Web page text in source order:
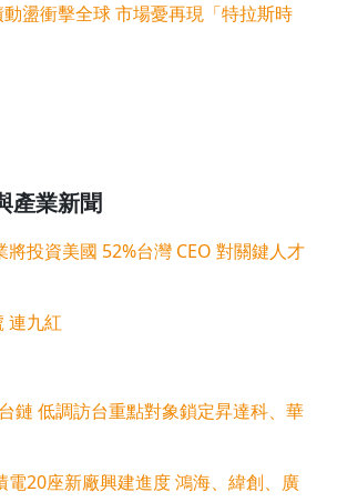
盪衝擊全球 市場憂再現「特拉斯時
產業新聞
投資美國 52%台灣 CEO 對關鍵人才
連九紅
鏈 低調訪台重點對象鎖定昇達科、華
電20座新廠興建進度 鴻海、緯創、廣